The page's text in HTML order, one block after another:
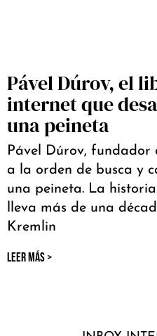
Pável Dúrov, el
internet que
una peineta
Pável Dúrov, fundador
a la orden de busca y
una peineta. La
lleva más de una
Kremlin
LEER MÁS >